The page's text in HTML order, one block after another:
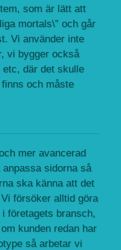
som är lätt att
mortals\” och går
Vi använder inte
vi bygger också
etc, där det skulle
och måste
mer avancerad
sidorna så
ska känna att det
försöker alltid göra
företagets bransch,
kunden redan har
så arbetar vi